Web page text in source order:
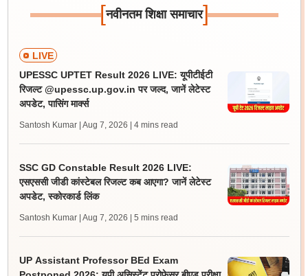
[नवीनतम शिक्षा समाचार]
LIVE
UPESSC UPTET Result 2026 LIVE: यूपीटीईटी
रिजल्ट @upessc.up.gov.in पर जल्द, जानें लेटेस्ट
अपडेट, पासिंग मार्क्स
Santosh Kumar | Aug 7, 2026 | 4 mins read
SSC GD Constable Result 2026 LIVE:
एसएससी जीडी कांस्टेबल रिजल्ट कब आएगा? जानें लेटेस्ट
अपडेट, स्कोरकार्ड लिंक
Santosh Kumar | Aug 7, 2026 | 5 mins read
UP Assistant Professor BEd Exam